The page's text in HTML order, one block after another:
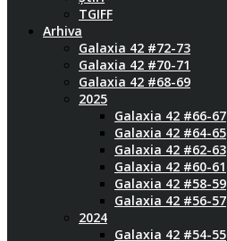
TGIFF
Arhiva
Galaxia 42 #72-73
Galaxia 42 #70-71
Galaxia 42 #68-69
2025
Galaxia 42 #66-67
Galaxia 42 #64-65
Galaxia 42 #62-63
Galaxia 42 #60-61
Galaxia 42 #58-59
Galaxia 42 #56-57
2024
Galaxia 42 #54-55